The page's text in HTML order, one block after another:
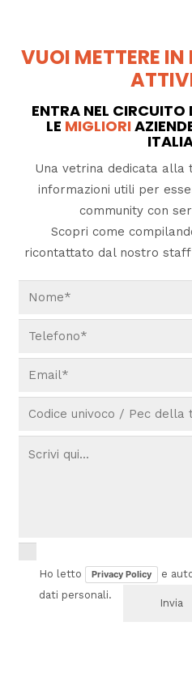
VUOI METTERE
ENTRA NEL CIRCUITO
LE MIGLIORI
Una vetrina dedicata alla
informazioni utili per
community con
Scopri come
ricontattato dal nostro
Ho letto Privacy Policy
e
dati personali.